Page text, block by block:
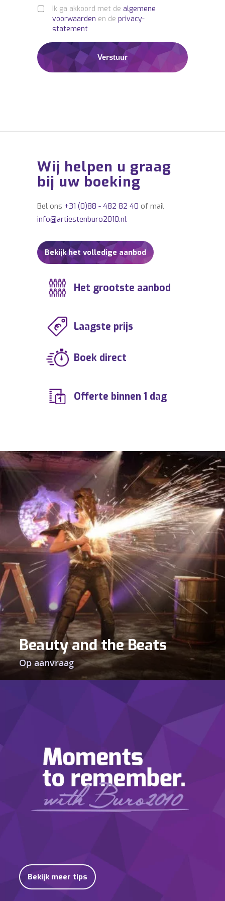
Wilt u meer artiesten boeken, ander
entertainment inhuren, of zoekt u een
professionele partner voor de regie,
productie en totaalorganisatie van uw
event? Laat u vrijblijvend informeren via:
info@buro2010.nl – 036-7600140.
Ik ga akkoord met de algemene
voorwaarden en de privacy-
statement
Wij helpen u graag
bij uw boeking
Bel ons +31 (0)88 - 482 82 40 of mail
info@artiestenburo2010.nl
Bekijk het volledige aanbod
Het grootste aanbod
Laagste prijs
Boek direct
Offerte binnen 1 dag
Beauty and the Beats
Op aanvraag
Bekijk meer tips